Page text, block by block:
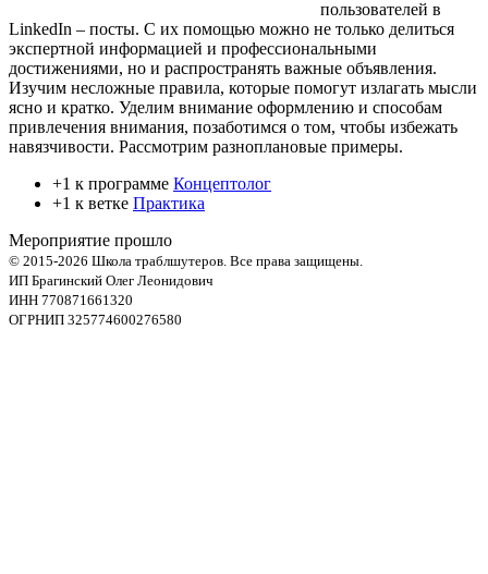
пользователей в
LinkedIn – посты. С их помощью можно не только делиться
экспертной информацией и профессиональными
достижениями, но и распространять важные объявления.
Изучим несложные правила, которые помогут излагать мысли
ясно и кратко. Уделим внимание оформлению и способам
привлечения внимания, позаботимся о том, чтобы избежать
навязчивости. Рассмотрим разноплановые примеры.
+1 к программе Концептолог
+1 к ветке Практика
Мероприятие прошло
© 2015-2026 Школа траблшутеров. Все права защищены.
ИП Брагинский Олег Леонидович
ИНН 770871661320
ОГРНИП 325774600276580